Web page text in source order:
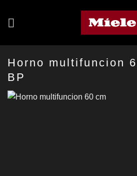
Horno multifuncion
BP